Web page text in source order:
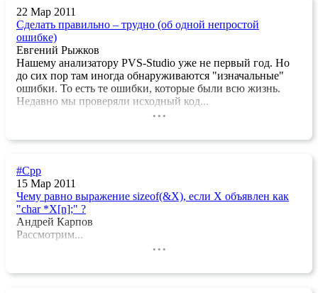
22 Мар 2011
Сделать правильно – трудно (об одной непростой
ошибке)
Евгений Рыжков
Нашему анализатору PVS-Studio уже не первый год. Но
до сих пор там иногда обнаруживаются "изначальные"
ошибки. То есть те ошибки, которые были всю жизнь.
Недавно мы проверяли исходный код...
...
#Cpp
15 Мар 2011
Чему равно выражение sizeof(&X), если X объявлен как
"char *X[n];" ?
Андрей Карпов
Рассмотрим...
...